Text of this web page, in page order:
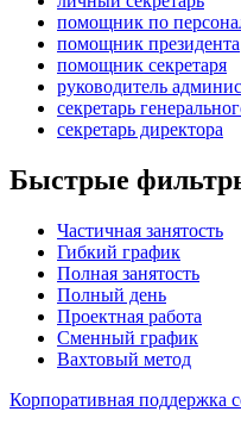
помощник по
помощник президента
помощник секретаря
руководитель
секретарь
секретарь директора
Быстрые
Частичная занятость
Гибкий график
Полная занятость
Полный день
Проектная работа
Сменный график
Вахтовый метод
Корпоративная поддержка